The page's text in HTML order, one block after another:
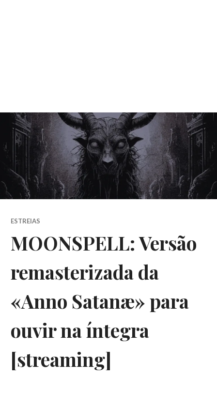
ESTREIAS
MOONSPELL: Versão
remasterizada da
«Anno Satanæ» para
ouvir na íntegra
[streaming]